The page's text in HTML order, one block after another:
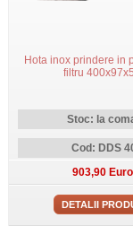
Hota inox prindere in
filtru
Stoc: la
Cod: DDS
903,90 Euro
DETALII